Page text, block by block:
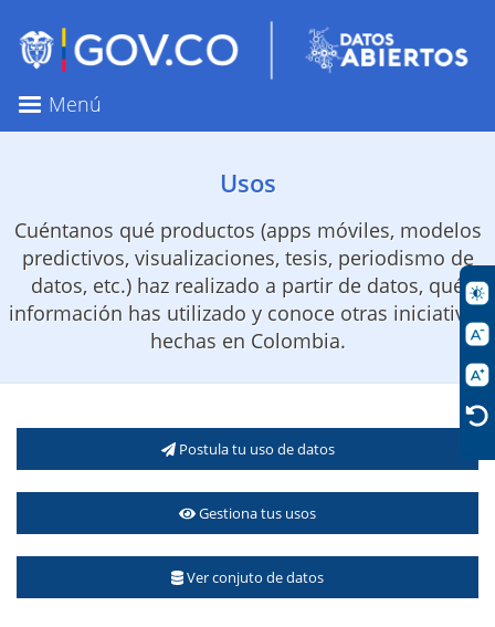
contenido
principal
Menú
Usos
Cuéntanos qué productos (apps móviles, modelos
predictivos, visualizaciones, tesis, periodismo de
datos, etc.) haz realizado a partir de datos, qué
información has utilizado y conoce otras iniciativas
hechas en Colombia.
Postula tu uso de datos
Gestiona tus usos
Ver conjuto de datos